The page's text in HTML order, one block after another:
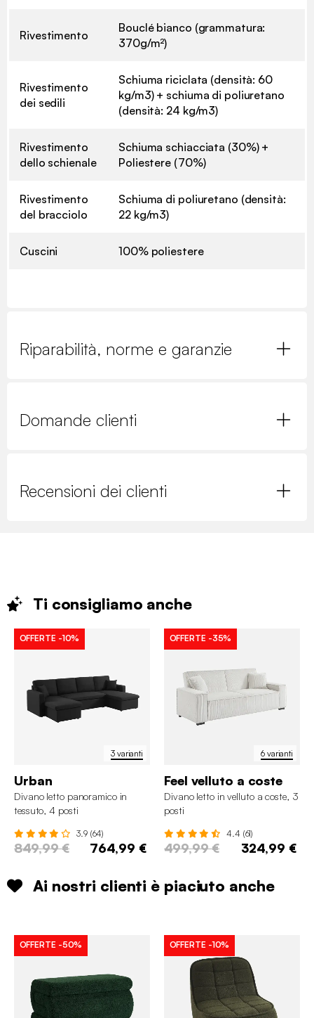
Rivestimento
Bouclé bianco (grammatura:
370g/m²)
Rivestimento
dei sedili
Schiuma riciclata (densità: 60
kg/m3) + schiuma di poliuretano
(densità: 24 kg/m3)
Rivestimento
dello schienale
Schiuma schiacciata (30%) +
Poliestere (70%)
Rivestimento
del bracciolo
Schiuma di poliuretano (densità:
22 kg/m3)
Cuscini 100% poliestere
Riparabilità, norme e garanzie
Domande clienti
Recensioni dei clienti
Ti consigliamo anche
3 varianti
OFFERTE -10%
Urban
Divano letto panoramico in
tessuto, 4 posti
3.9 (64)
849,99 € 764,99 €
6 varianti
OFFERTE -35%
Feel velluto a coste
Divano letto in velluto a coste, 3
posti
4.4 (61)
499,99 € 324,99 €
Ai nostri clienti è piaciuto anche
OFFERTE -50% OFFERTE -10%